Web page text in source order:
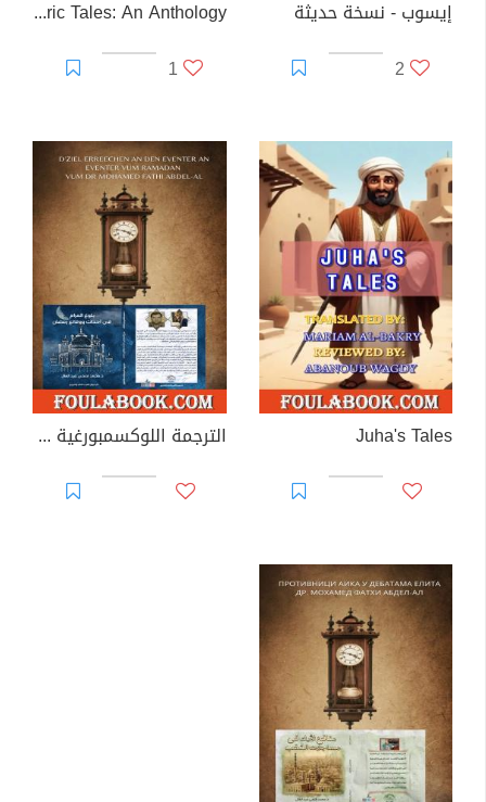
إيسوب - نسخة حديثة
2
Folkloric Tales: An Anthology
1
Juha's Tales الترجمة اللوكسمبورغية لكتاب بلوغ المرام في أحداث ووقائع رمضان